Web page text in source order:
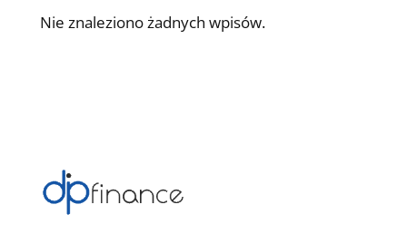
Nie znaleziono żadnych wpisów.